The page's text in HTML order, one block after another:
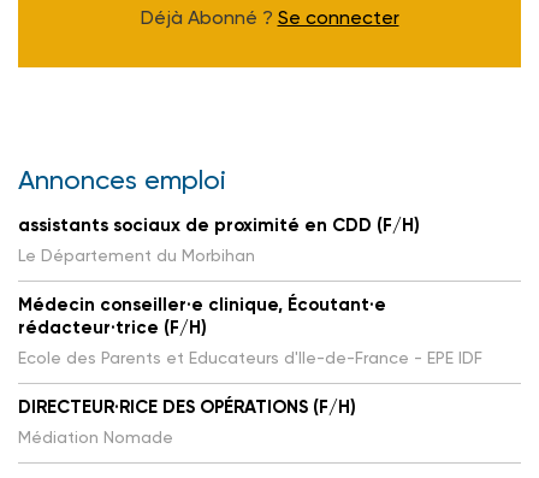
Déjà Abonné ? Se connecter
Annonces emploi
assistants sociaux de proximité en CDD (F/H)
Le Département du Morbihan
Médecin conseiller·e clinique, Écoutant·e
rédacteur·trice (F/H)
Ecole des Parents et Educateurs d'Ile-de-France - EPE IDF
DIRECTEUR·RICE DES OPÉRATIONS (F/H)
Médiation Nomade